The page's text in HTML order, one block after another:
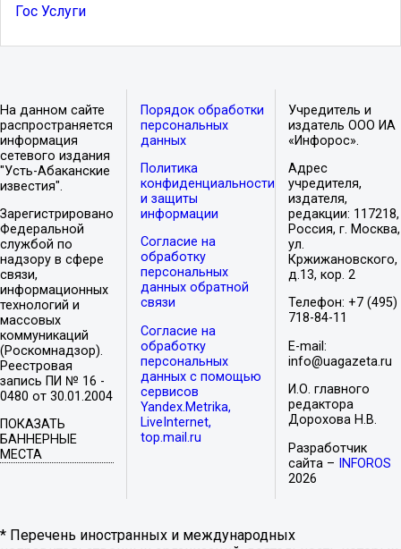
Гос Услуги
На данном сайте
распространяется
информация
сетевого издания
"Усть-Абаканские
известия".
Зарегистрировано
Федеральной
службой по
надзору в сфере
связи,
информационных
технологий и
массовых
коммуникаций
(Роскомнадзор).
Реестровая
запись ПИ № 16 -
0480 от 30.01.2004
ПОКАЗАТЬ
БАННЕРНЫЕ
МЕСТА
Порядок обработки
персональных
данных
Политика
конфиденциальности
и защиты
информации
Согласие на
обработку
персональных
данных обратной
связи
Согласие на
обработку
персональных
данных с помощью
сервисов
Yandex.Metrika,
LiveInternet,
top.mail.ru
Учредитель и
издатель ООО ИА
«Инфорос».
Адрес
учредителя,
издателя,
редакции: 117218,
Россия, г. Москва,
ул.
Кржижановского,
д.13, кор. 2
Телефон: +7 (495)
718-84-11
E-mail:
info@uagazeta.ru
И.О. главного
редактора
Дорохова Н.В.
Разработчик
сайта –
INFOROS
2026
* Перечень иностранных и международных